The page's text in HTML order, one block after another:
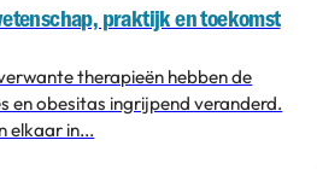
praktijk en toekomst
therapieën hebben de
en obesitas ingrijpend veranderd.
elkaar in...